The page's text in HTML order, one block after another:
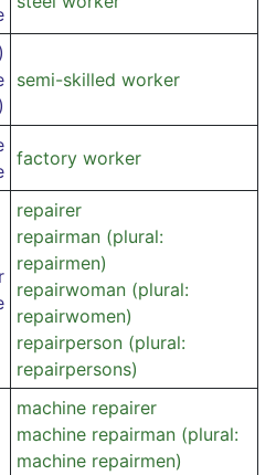
semi-skilled worker
factory worker
repairer
repairman (plural:
repairmen)
repairwoman (plural:
repairwomen)
repairperson (plural:
repairpersons)
machine repairer
machine repairman (plural:
machine repairmen)